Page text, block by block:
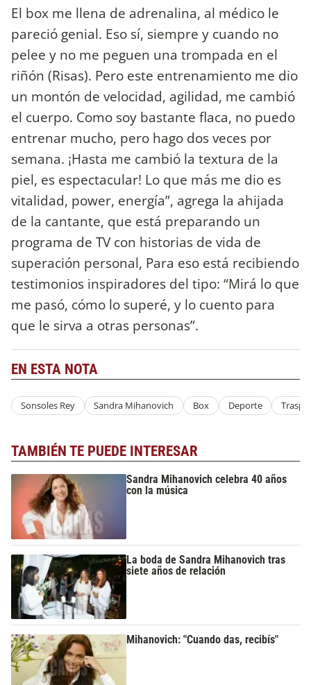
El box me llena de adrenalina, al médico le
pareció genial. Eso sí, siempre y cuando no
pelee y no me peguen una trompada en el
riñón (Risas). Pero este entrenamiento me dio
un montón de velocidad, agilidad, me cambió
el cuerpo. Como soy bastante flaca, no puedo
entrenar mucho, pero hago dos veces por
semana. ¡Hasta me cambió la textura de la
piel, es espectacular! Lo que más me dio es
vitalidad, power, energía”, agrega la ahijada
de la cantante, que está preparando un
programa de TV con historias de vida de
superación personal, Para eso está recibiendo
testimonios inspiradores del tipo: “Mirá lo que
me pasó, cómo lo superé, y lo cuento para
que le sirva a otras personas”.
EN ESTA NOTA
Sonsoles Rey Sandra Mihanovich Box Deporte
TAMBIÉN TE PUEDE INTERESAR
Sandra Mihanovich celebra 40 años
con la música
La boda de Sandra Mihanovich tras
siete años de relación
Mihanovich: "Cuando das, recibís"